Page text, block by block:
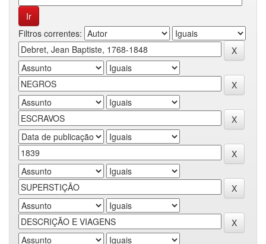
Filtros correntes: